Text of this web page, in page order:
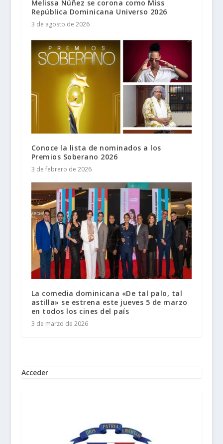
Melissa Núñez se corona como Miss
República Dominicana Universo 2026
3 de agosto de 2026
Conoce la lista de nominados a los
Premios Soberano 2026
3 de febrero de 2026
La comedia dominicana «De tal palo, tal
astilla» se estrena este jueves 5 de marzo
en todos los cines del país
3 de marzo de 2026
Acceder